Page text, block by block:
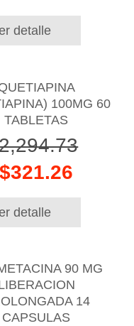
detalle
100MG 60
TABLETAS
$321.26
detalle
90 MG
14
CAPSULAS